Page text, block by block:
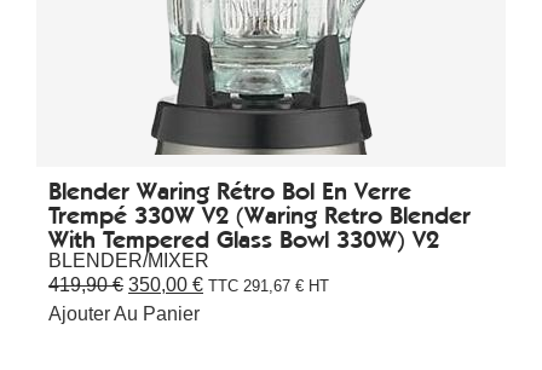
Blender Waring Rétro Bol En Verre
Trempé 330W V2 (Waring Retro Blender
With Tempered Glass Bowl 330W) V2
BLENDER/MIXER
419,90€ 350,00 € TTC 291,67 € HT
Ajouter Au Panier